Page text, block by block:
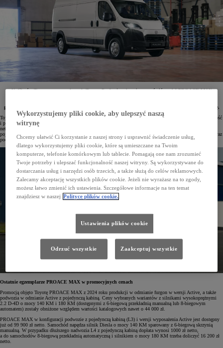
U dilerów Toyoty oraz w salonach Toyota Professional można zamówić model PROACE MAX
gwarancją (lub do 1 000 000 km). Do każdego modelu można dokupić też specjalistyczną zabudowę.
Toyota PROACE MAX – największy model marki na rynku samochodów użytkowych łączący dużą ładowność
i przestrzeń towarową z wydajnymi napędami oraz mocnym designem – jest teraz dostępny już od 99 900 zł
netto. Szeroka gama nadwozi oraz zabudów zaprojektowanych przez autoryzowanych partnerów sprawia, że
pojazd z łatwością można dostosować do rodzaju prowadzonej działalności. Zwiększa to jego praktyczność oraz
podnosi wartość rezydualną.
Ostatnie egzemplarze PROACE MAX w promocyjnych cenach
Promocją objęto Toyotę PROACE MAX z 2024 roku produkcji w odmianie furgon w wersji Active, a także
podwozia w odmianie Active z pojedynczą kabiną. Ceny wybranych wariantów z silnikami wysokoprężnymi
2.2 D-4D o mocy 140 KM i 180 KM (dostępnymi z 6-biegową przekładnią manualną lub 8-biegowym
automatem) zostały obniżone względem wartości katalogowych nawet o 44 000 zł.
PROACE MAX w konfiguracji podwozie z pojedynczą kabiną (L3) i wersji wyposażenia Active jest dostępny
już od 99 900 zł netto. Samochód napędza silnik Diesla o mocy 140 KM sparowany z 6-biegową skrzynią
manualną. W przypadku dłuższego nadwozia L4 z pojedynczą kabiną dopłata wynosi 1000 zł netto,
a do samochodów 8-biegową przekładnią automatyczną i silnikiem o mocy 180 KM trzeba doliczyć 16 200 zł
netto.
Wykorzystujemy pliki cookie, aby ulepszyć naszą
witrynę
Chcemy ułatwić Ci korzystanie z naszej strony i usprawnić świadczenie usług,
dlatego wykorzystujemy pliki cookie, które są umieszczane na Twoim
komputerze, telefonie komórkowym lub tablecie. Pomagają one nam zrozumieć
Twoje potrzeby i ulepszać funkcjonalność naszej witryny. Są wykorzystywane do
dostarczania usług i narzędzi osób trzecich, a także służą do celów reklamowych.
Zalecamy akceptację wszystkich plików cookie. Jeżeli nie wyrażasz na to zgody,
możesz łatwo zmienić ich ustawienia. Szczegółowe informacje na ten temat
znajdziesz w naszej Polityce plików cookie.
Ustawienia plików cookie
Odrzuć wszystkie Zaakceptuj wszystkie